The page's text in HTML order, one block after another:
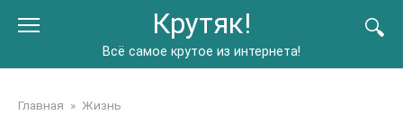
Крутяк!
Всё самое крутое из интернета!
Главная » Жизнь